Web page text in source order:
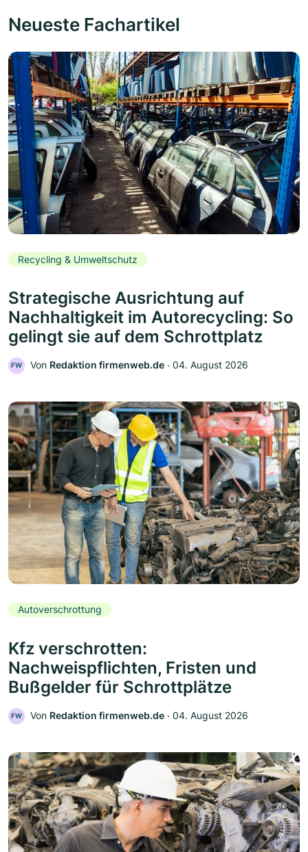
Neueste Fachartikel
Recycling & Umweltschutz
Strategische Ausrichtung auf
Nachhaltigkeit im Autorecycling: So
gelingt sie auf dem Schrottplatz
FW Von Redaktion firmenweb.de ‧ 04. August 2026
Autoverschrottung
Kfz verschrotten:
Nachweispflichten, Fristen und
Bußgelder für Schrottplätze
FW Von Redaktion firmenweb.de ‧ 04. August 2026